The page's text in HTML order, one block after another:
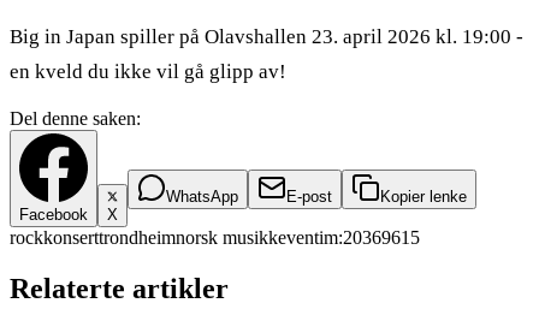
Big in Japan spiller på Olavshallen 23. april 2026 kl. 19:00 -
en kveld du ikke vil gå glipp av!
Del denne saken:
Facebook X
WhatsApp E-post Kopier lenke
rockkonserttrondheimnorsk musikkeventim:20369615
Relaterte artikler